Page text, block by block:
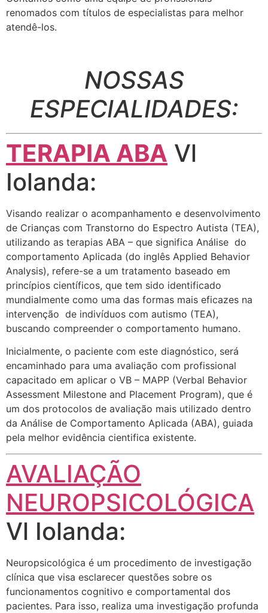
renomados com títulos de especialistas para melhor
atendê-los.
NOSSAS
ESPECIALIDADES:
TERAPIA ABA Vl
Iolanda:
Visando realizar o acompanhamento e desenvolvimento
de Crianças com Transtorno do Espectro Autista (TEA),
utilizando as terapias ABA – que significa Análise do
comportamento Aplicada (do inglês Applied Behavior
Analysis), refere-se a um tratamento baseado em
princípios científicos, que tem sido identificado
mundialmente como uma das formas mais eficazes na
intervenção de indivíduos com autismo (TEA),
buscando compreender o comportamento humano.
Inicialmente, o paciente com este diagnóstico, será
encaminhado para uma avaliação com profissional
capacitado em aplicar o VB – MAPP (Verbal Behavior
Assessment Milestone and Placement Program), que é
um dos protocolos de avaliação mais utilizado dentro
da Análise de Comportamento Aplicada (ABA), guiada
pela melhor evidência cientifica existente.
AVALIAÇÃO
NEUROPSICOLÓGICA
Vl Iolanda:
Neuropsicológica é um procedimento de investigação
clínica que visa esclarecer questões sobre os
funcionamentos cognitivo e comportamental dos
pacientes. Para isso, realiza uma investigação profunda